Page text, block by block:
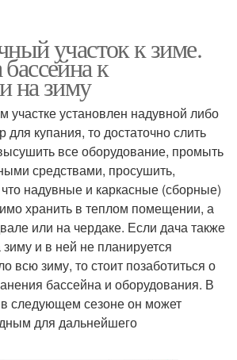
участок к зиме.
к
на зиму
участке установлен надувной либо
купания, то достаточно слить
все оборудование, промыть
средствами, просушить,
надувные и каркасные (сборные)
хранить в теплом помещении, а
или на чердаке. Если дача также
и в ней не планируется
всю зиму, то стоит позаботиться о
бассейна и оборудования. В
следующем сезоне он может
для дальнейшего